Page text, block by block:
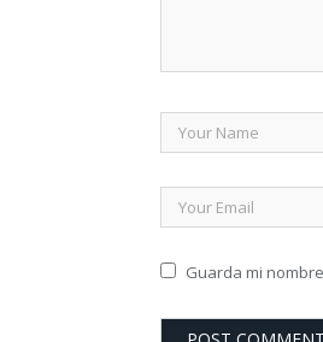
Guarda mi